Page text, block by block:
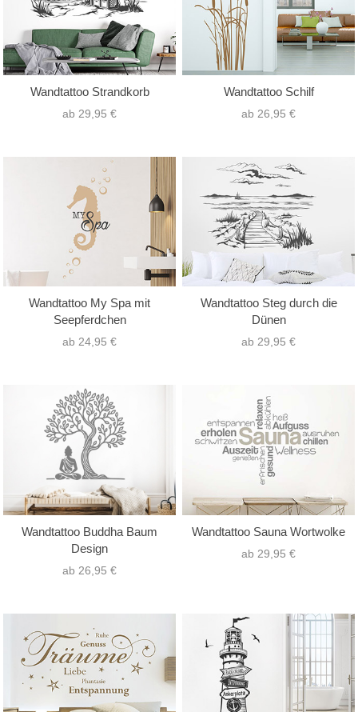
Wandtattoo Strandkorb
ab 29,95 €
Wandtattoo Schilf
ab 26,95 €
Wandtattoo My Spa mit
Seepferdchen
ab 24,95 €
Wandtattoo Steg durch die
Dünen
ab 29,95 €
Wandtattoo Buddha Baum
Design
ab 26,95 €
Wandtattoo Sauna Wortwolke
ab 29,95 €